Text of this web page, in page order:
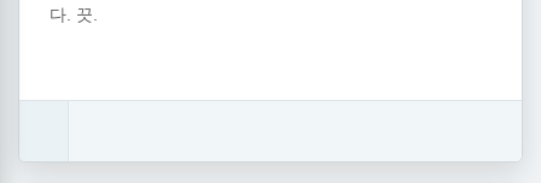
다. 끗.